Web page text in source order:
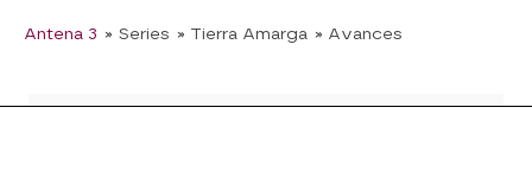
Antena 3 » Series » Tierra Amarga » Avances